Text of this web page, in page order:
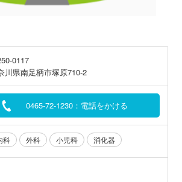
0117
川県南足柄市塚原710-2
0465-72-1230：電話をかける
科 外科 小児科 消化器